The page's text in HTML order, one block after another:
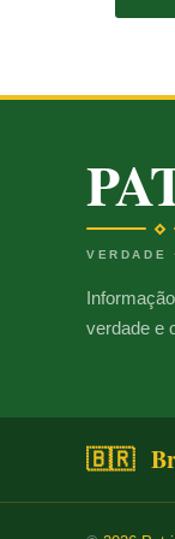
VERDADE
verdade e
🇧🇷